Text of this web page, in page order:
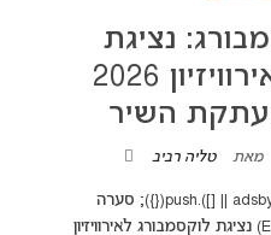
נציגת
לוקסמבורג באירוויזיון 2026
השיר
מאת טליה רביב
(adsbygoogle = window.adsbygoogle || []).push({}); סערה
בלוקסמבורג: אווה מריה (Eva Marija) נציגת לוקסמבורג לאירוויזיון